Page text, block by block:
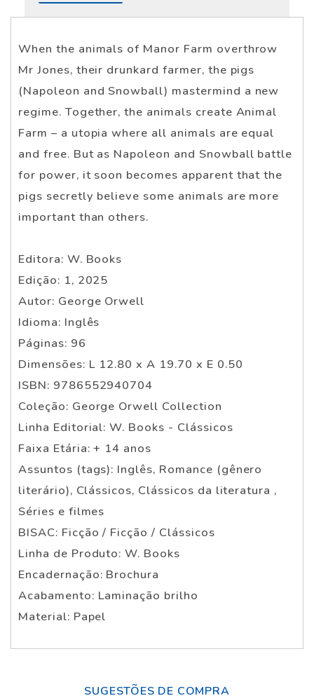
When the animals of Manor Farm overthrow
Mr Jones, their drunkard farmer, the pigs
(Napoleon and Snowball) mastermind a new
regime. Together, the animals create Animal
Farm – a utopia where all animals are equal
and free. But as Napoleon and Snowball battle
for power, it soon becomes apparent that the
pigs secretly believe some animals are more
important than others.
Editora: W. Books
Edição: 1, 2025
Autor: George Orwell
Idioma: Inglês
Páginas: 96
Dimensões: L 12.80 x A 19.70 x E 0.50
ISBN: 9786552940704
Coleção: George Orwell Collection
Linha Editorial: W. Books - Clássicos
Faixa Etária: + 14 anos
Assuntos (tags): Inglês, Romance (gênero
literário), Clássicos, Clássicos da literatura ,
Séries e filmes
BISAC: Ficção / Ficção / Clássicos
Linha de Produto: W. Books
Encadernação: Brochura
Acabamento: Laminação brilho
Material: Papel
SUGESTÕES DE COMPRA